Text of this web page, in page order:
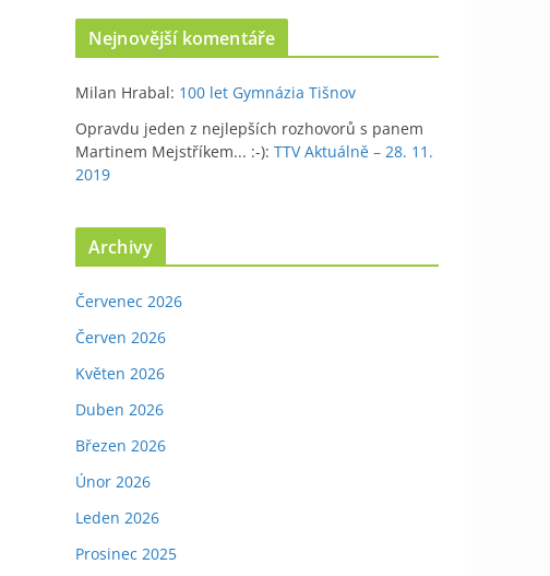
Nejnovější komentáře
Milan Hrabal: 100 let Gymnázia Tišnov
Opravdu jeden z nejlepších rozhovorů s panem
Martinem Mejstříkem... :-): TTV Aktuálně – 28. 11.
2019
Archivy
Červenec 2026
Červen 2026
Květen 2026
Duben 2026
Březen 2026
Únor 2026
Leden 2026
Prosinec 2025